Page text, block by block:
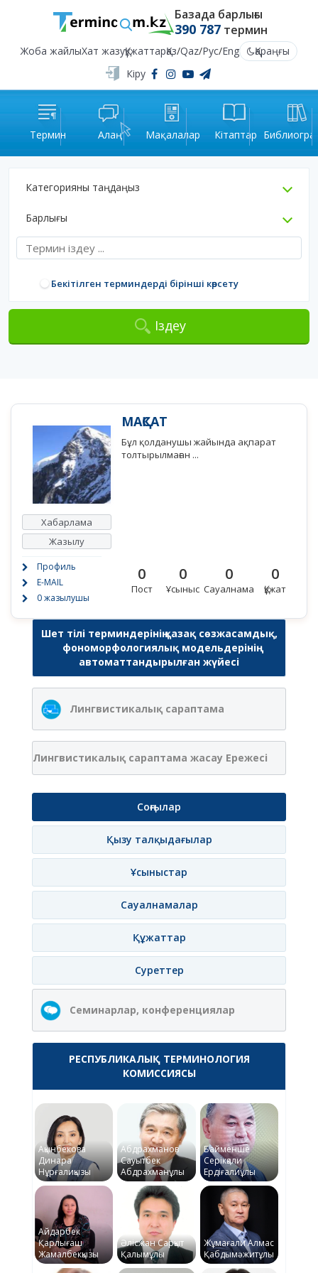
Базада барлығы
390 787термин
Жоба жайлыХат жазуҚұжаттарҚаз/Qaz/Рус/Eng
Қараңғы
Кіру
Термин Алаң Мақалалар Кітаптар
Категорияны таңдаңыз
Барлығы
Бекітілген терминдерді бірінші көрсету
Іздеу
Хабарлама
Жазылу
Профиль
E-MAIL
0 жазылушы
МАҚСАТ
Бұл қолданушы жайында ақпарат
толтырылмаған ...
0
Пост
0
Ұсыныс
0
Сауалнама
0
Құжат
Шет тілі терминдерінің қазақ сөзжасамдық,
фономорфологиялық модельдерінің
автоматтандырылған жүйесі
Лингвистикалық сараптама
Лингвистикалық сараптама жасау Ережесі
Соңғылар
Қызу талқыдағылар
Ұсыныстар
Сауалнамалар
Құжаттар
Суреттер
Семинарлар, конференциялар
РЕСПУБЛИКАЛЫҚ ТЕРМИНОЛОГИЯ
КОМИССИЯСЫ
Ақынбекова
Динара
Нұрғалиқызы
Абдрахманов
Сауытбек
Абдрахманұлы
Байменше
Серікқали
Ердіғалиұлы
Айдарбек
Қарлығаш
Жамалбекқызы
Әлісжан Сарқыт
Қалымұлы
Жұмағали Алмас
Қабдымәжитұлы